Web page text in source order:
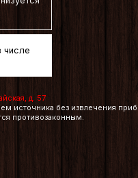
числе
д. 57
источника без извлечения
противозаконным.